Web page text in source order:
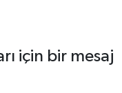
için bir mesaj